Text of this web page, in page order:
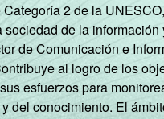
2 de la
de la información
de Comunicación e
al logro de los
esfuerzos para
del conocimiento. El